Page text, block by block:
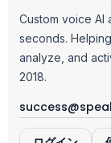
Custom voice AI
seconds.
analyze, and
2018.